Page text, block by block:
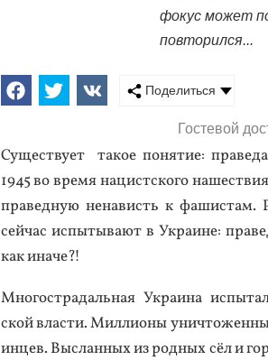
фокус может
повторился...
Поделиться
Гостевой
Су­щес­тву­ет та­кое по­нятие:
1945 во вре­мя на­цист­ско­го
пра­вед­ную не­нависть к фа­шис­там.
сей­час ис­пы­тыва­ют в Ук­ра­ине:
как ина­че?!
Мно­гос­тра­даль­ная Ук­ра­ина
ской влас­ти. Мил­ли­оны
ин­цев. Выс­ланных из род­ных сёл и